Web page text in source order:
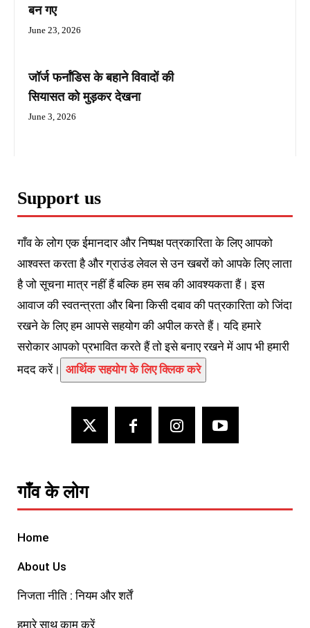
बन गए
June 23, 2026
जॉर्ज फर्नांडिस के बहाने विवादों की
सियासत को मुड़कर देखना
June 3, 2026
Support us
गाँव के लोग एक ईमानदार और निष्पक्ष पत्रकारिता के लिए आपको
आश्वस्त करता है और ग्राउंड लेवल से उन खबरों को आपके लिए लाता
है जो सूचना मात्र नहीं हैं बल्कि हम सब की आवश्यकता हैं। इस
आवाज की स्वतन्त्रता और बिना किसी दबाव की पत्रकारिता को जिंदा
रखने के लिए हम आपसे सहयोग की अपील करते हैं। यदि हमारे
सरोकार आपको प्रभावित करते हैं तो इसे बनाए रखने में आप भी हमारी
मदद करें। आर्थिक सहयोग के लिए क्लिक करे
गाँव के लोग
Home
About Us
निजता नीति : नियम और शर्तें
हमारे साथ काम करें